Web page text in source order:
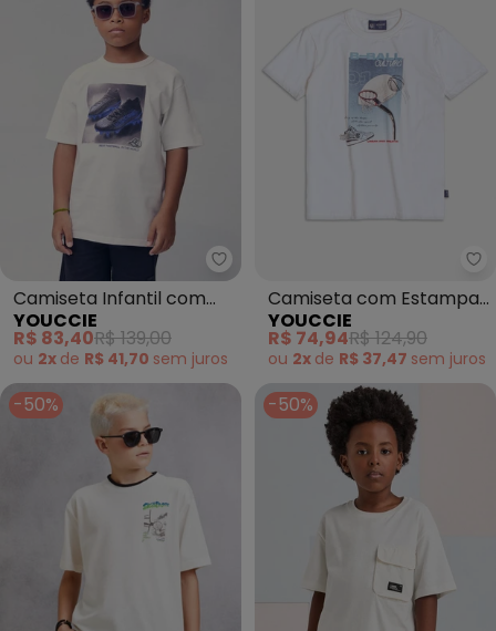
Youccie - Camiseta Infantil
Camiseta Infantil com
Chuteiras de Puff
(Branco)
YOUCCIE
R$ 83,40R$ 139,00
ou 2x de R$ 41,70 sem juros
Camiseta com Estampa
de Basquete (Branco)
YOUCCIE
R$ 74,94R$ 124,90
ou 2x de R$ 37,47 sem juros
-50% -50%